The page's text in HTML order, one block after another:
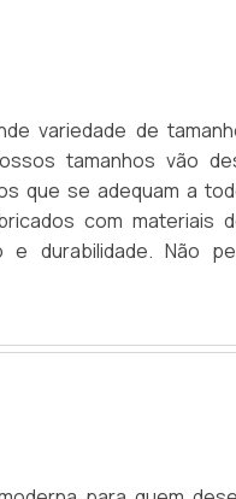
variedade de
tamanhos vão
que se adequam a
com materiais
e durabilidade. Não
você e aproveite